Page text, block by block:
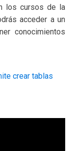
los cursos de la
acceder a un
conocimientos
crear tablas